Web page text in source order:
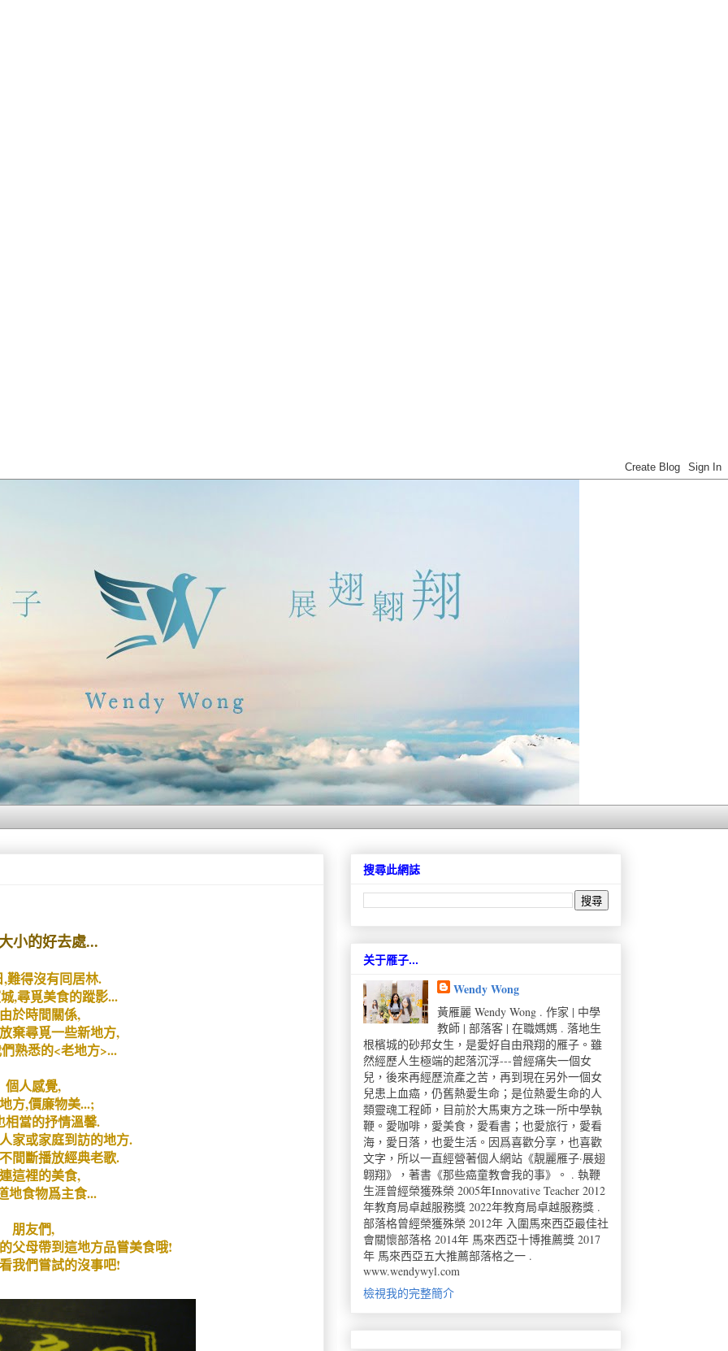
小的好去處...
難得沒有囘居林.
,尋覓美食的蹤影...
於時間關係,
棄尋覓一些新地方,
熟悉的<老地方>...
個人感覺,
方,價廉物美...;
相當的抒情溫馨.
家或家庭到訪的地方.
間斷播放經典老歌.
這裡的美食,
地食物爲主食...
朋友們,
父母帶到這地方品嘗美食哦!
我們嘗試的沒事吧!
搜尋此網誌
关于雁子...
Wendy Wong
黃雁麗 Wendy Wong . 作家 | 中學
教師 | 部落客 | 在職媽媽 . 落地生
根檳城的砂邦女生，是愛好自由飛翔的雁子。雖
然經歷人生極端的起落沉浮---曾經痛失一個女
兒，後來再經歷流產之苦，再到現在另外一個女
兒患上血癌，仍舊熱愛生命；是位熱愛生命的人
類靈魂工程師，目前於大馬東方之珠一所中學執
鞭。愛咖啡，愛美食，愛看書；也愛旅行，愛看
海，愛日落，也愛生活。因爲喜歡分享，也喜歡
文字，所以一直經營著個人網站《靚麗雁子·展翅
翺翔》，著書《那些癌童教會我的事》。 . 執鞭
生涯曾經榮獲殊榮 2005年Innovative Teacher 2012
年教育局卓越服務獎 2022年教育局卓越服務獎 .
部落格曾經榮獲殊榮 2012年 入圍馬來西亞最佳社
會關懷部落格 2014年 馬來西亞十博推薦獎 2017
年 馬來西亞五大推薦部落格之一 .
www.wendywyl.com
檢視我的完整簡介